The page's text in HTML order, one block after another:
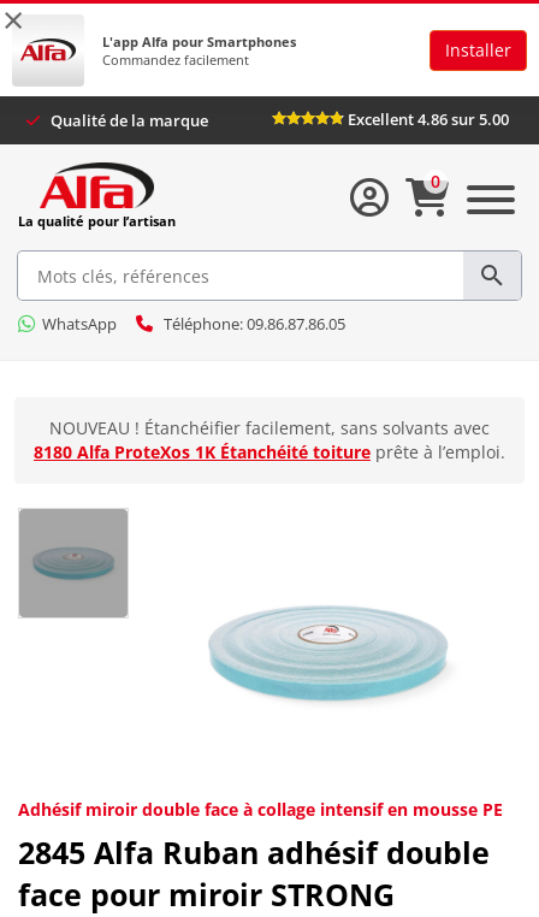
×
L'app Alfa pour Smartphones
Commandez facilement
Installer
Qualité de la marque Excellent 4.86 sur 5.00
La qualité pour l’artisan
WhatsApp Téléphone: 09.86.87.86.05
0
NOUVEAU ! Étanchéifier facilement, sans solvants avec
8180 Alfa ProteXos 1K Étanchéité toiture prête à l’emploi.
Adhésif miroir double face à collage intensif en mousse PE
2845 Alfa Ruban adhésif double
face pour miroir STRONG